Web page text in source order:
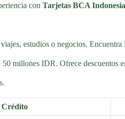
con Tarjetas BCA Indonesia
estudios o negocios. Encuentra
50 millones IDR. Ofrece descuentos